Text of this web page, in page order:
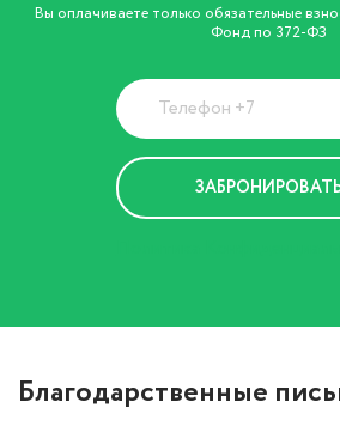
Вы оплачиваете только обязательные
Фонд по 372-ФЗ
Благодарственные